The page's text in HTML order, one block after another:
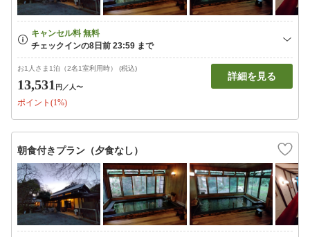
お1人さま1泊（2名1室利用時） (税込)
13,531 円 ／人〜
ポイント(1%)
詳細を見る
朝食付きプラン（夕食なし）